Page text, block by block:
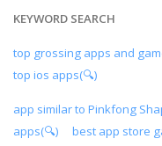
KEYWORD SEARCH
top grossing apps and
top ios apps(🔍)
app similar to Pinkfong
apps(🔍)
best app store